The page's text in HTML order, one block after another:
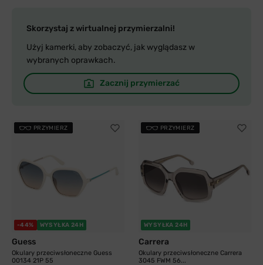
Skorzystaj z wirtualnej przymierzalni!
Użyj kamerki, aby zobaczyć, jak wyglądasz w
wybranych oprawkach.
Zacznij przymierzać
PRZYMIERZ
-44% WYSYŁKA 24H
Guess
Okulary przeciwsłoneczne Guess
00134 21P 55
PRZYMIERZ
WYSYŁKA 24H
Carrera
Okulary przeciwsłoneczne Carrera
3045 FWM 56...